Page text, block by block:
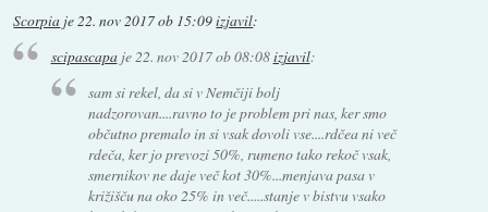
Scorpia je 22. nov 2017 ob 15:09izjavil:
scipascapaje22. nov 2017 ob 08:08izjavil:
sam si rekel, da si v Nemčiji bolj
nadzorovan....ravno to je problem pri nas, ker smo
občutno premalo in si vsak dovoli vse....rdčea ni več
rdeča, ker jo prevozi 50%, rumeno tako rekoč vsak,
smernikov ne daje več kot 30%...menjava pasa v
križišču na oko 25% in več.....stanje v bistvu vsako